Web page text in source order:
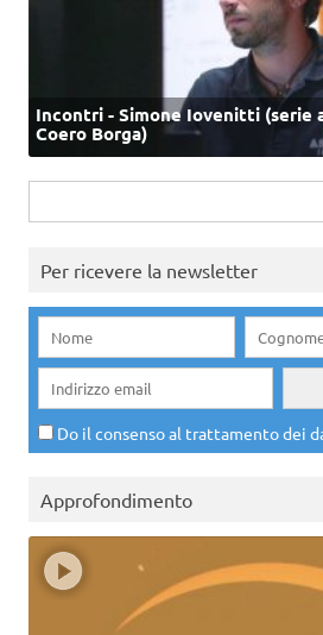
Incontri - Simone Iovenitti (serie
Coero Borga)
per:
Per ricevere la newsletter
Do il consenso al trattamento dei
Approfondimento